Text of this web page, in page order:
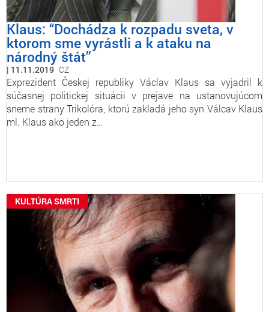
Klaus: “Dochádza k rozpadu sveta, v
ktorom sme vyrástli a k ataku na
národný štát”
11.11.2019 CZ
Exprezident Českej republiky Václav Klaus sa vyjadril k
súčasnej politickej situácii v prejave na ustanovujúcom
sneme strany Trikolóra, ktorú zakladá jeho syn Válcav Klaus
ml. Klaus ako jeden z…
KULTÚRA SMRTI